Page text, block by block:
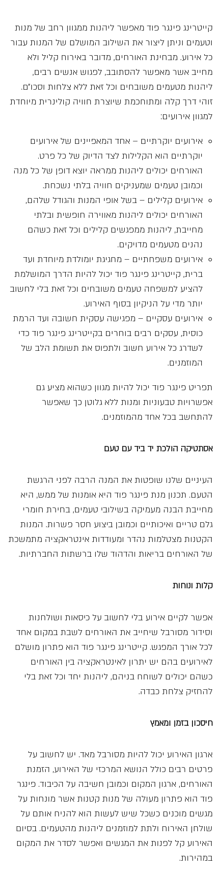
קייטרינג פינגר פוד מאפשר ליהנות ממגוון רחב של מנות
וטעמים וניתן ליצור את השילוב המושלם של המנות עבור
כל אירוע. מבחינת האורחים, מדובר באירוח קליל ולא
מחייב אשר מאפשר להסתובב, לפגוש אנשים רבים,
ליהנות מטעמים משובחים וכל זאת ללא צלחות וסכו״ם.
זוהי דרך קלה ומתוחכמת שיוצרת חוויה קולינרית מיוחדת
למגוון אירועים:
אירועים יוקרתיים – אחד המאפיינים של אירועים
יוקרתיים הוא הקלילות לצד הדיוק של כל פרט.
האורחים יכולים ליהנות ממראה יוצא דופן של כל מנה
וכמובן טעמים שמעניקים חוויה בלתי נשכחת.
אירועים קלילים – בשל אופי המנות והגודל שלהם,
האורחים יכולים ליהנות מאווירה חופשית ובלתי
מחייבת, ליהנות ממפגשים קלילים וכל זאת כשהם
נהנים מטעמים מדויקים.
אירועים משפחתיים – מחגיגת יומולדת מיוחדת ועד
ברית, קייטרינג פינגר פוד יכול להיות הדרך המושלמת
להציע למשפחה טעמים משובחים וכל זאת בלי לחשוב
יותר מדי על הניקיון בסוף האירוע.
אירועים עסקיים – מפגישה עסקית חשובה ועד הרמת
כוסית, עסקים רבים בוחרים בקייטרינג פינגר פוד כדי
לשדרג כל אירוע חשוב ולתפוס את תשומת הלב של
המוזמנים.
תפריט פינגר פוד יכול להיות מגוון כשהוא מציע גם
אפשרויות טבעוניות ומנות ללא גלוטן כך שאפשר
להתחשב בכל אחד מהמוזמנים.
אסתטיקה הולכת יד ביד עם טעם
העיניים שלנו שופטות את המנה הרבה לפני הרגשת
הטעם. תכנון מנת פינגר פוד היא אומנות של ממש, היא
מחייבת הבנה מעמיקה בשילובי טעמים, בחירת חומרי
גלם טריים ואיכותיים וכמובן ביצוע חסר פשרות. המנות
הקטנות מצטלמות נהדר ומעודדות אינטראקציה מתמשכת
של האורחים בריאות והדהוד שלו ברשתות החברתיות.
קלות ונוחות
אפשר לקיים אירוע בלי לחשוב על כיסאות ושולחנות
וסידור מסורבל שיחייב את האורחים לשבת במקום אחד
לכל אורך המפגש. קייטרינג פינגר פוד הוא פתרון מושלם
לאירועים בהם יש יתרון לאינטראקציה בין האורחים
כשהם יכולים לשוחח בניהם, ליהנות יחד וכל זאת בלי
להחזיק צלחת כבדה.
חיסכון בזמן ומאמץ
ארגון האירוע יכול להיות מסורבל מאד. יש לחשוב על
פרטים רבים כולל הנושא המרכזי של האירוע, הזמנת
האורחים, ארגון המקום וכמובן חשיבה על הכיבוד. פינגר
פוד הוא פתרון מעולה של מנות קטנות אשר מונחות על
מגשים מוכנים כשכל שיש לעשות הוא להניח אותם על
שולחן האירוח ולתת למוזמנים ליהנות מהטעמים. בסיום
האירוע קל לפנות את המגשים ואפשר לסדר את המקום
במהירות.